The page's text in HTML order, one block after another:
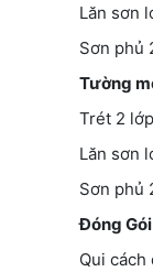
Lăn sơn
Sơn phủ
Tường
Trét 2
Lăn sơn
Sơn phủ
Đóng Gói
Qui